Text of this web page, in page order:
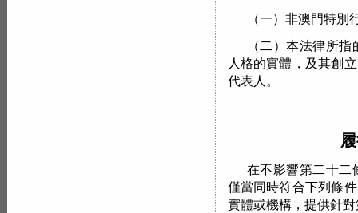
（一）非澳門特別
（二）本法律所
人格的實體，及其創
代表人。
在不影響第二十二
僅當同時符合下列條
實體或機構，提供針